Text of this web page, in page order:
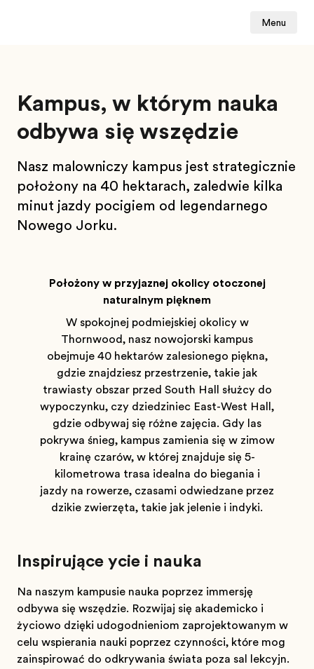
Menu
Kampus, w którym nauka
odbywa się wszędzie
Nasz malowniczy kampus jest strategicznie
położony na 40 hektarach, zaledwie kilka
minut jazdy pociągiem od legendarnego
Nowego Jorku.
Położony w przyjaznej okolicy otoczonej
naturalnym pięknem
W spokojnej podmiejskiej okolicy w
Thornwood, nasz nowojorski kampus
obejmuje 40 hektarów zalesionego piękna,
gdzie znajdziesz przestrzenie, takie jak
trawiasty obszar przed South Hall służący do
wypoczynku, czy dziedziniec East-West Hall,
gdzie odbywają się różne zajęcia. Gdy las
pokrywa śnieg, kampus zamienia się w zimową
krainę czarów, w której znajduje się 5-
kilometrowa trasa idealna do biegania i
jazdy na rowerze, czasami odwiedzane przez
dzikie zwierzęta, takie jak jelenie i indyki.
Inspirujące życie i nauka
Na naszym kampusie nauka poprzez immersję
odbywa się wszędzie. Rozwijaj się akademicko i
życiowo dzięki udogodnieniom zaprojektowanym w
celu wspierania nauki poprzez czynności, które mogą
zainspirować do odkrywania świata poza salą lekcyjną.